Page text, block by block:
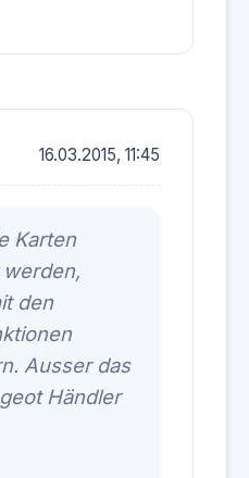
16.03.2015, 11:45
Karten
den
Ausser das
Händler